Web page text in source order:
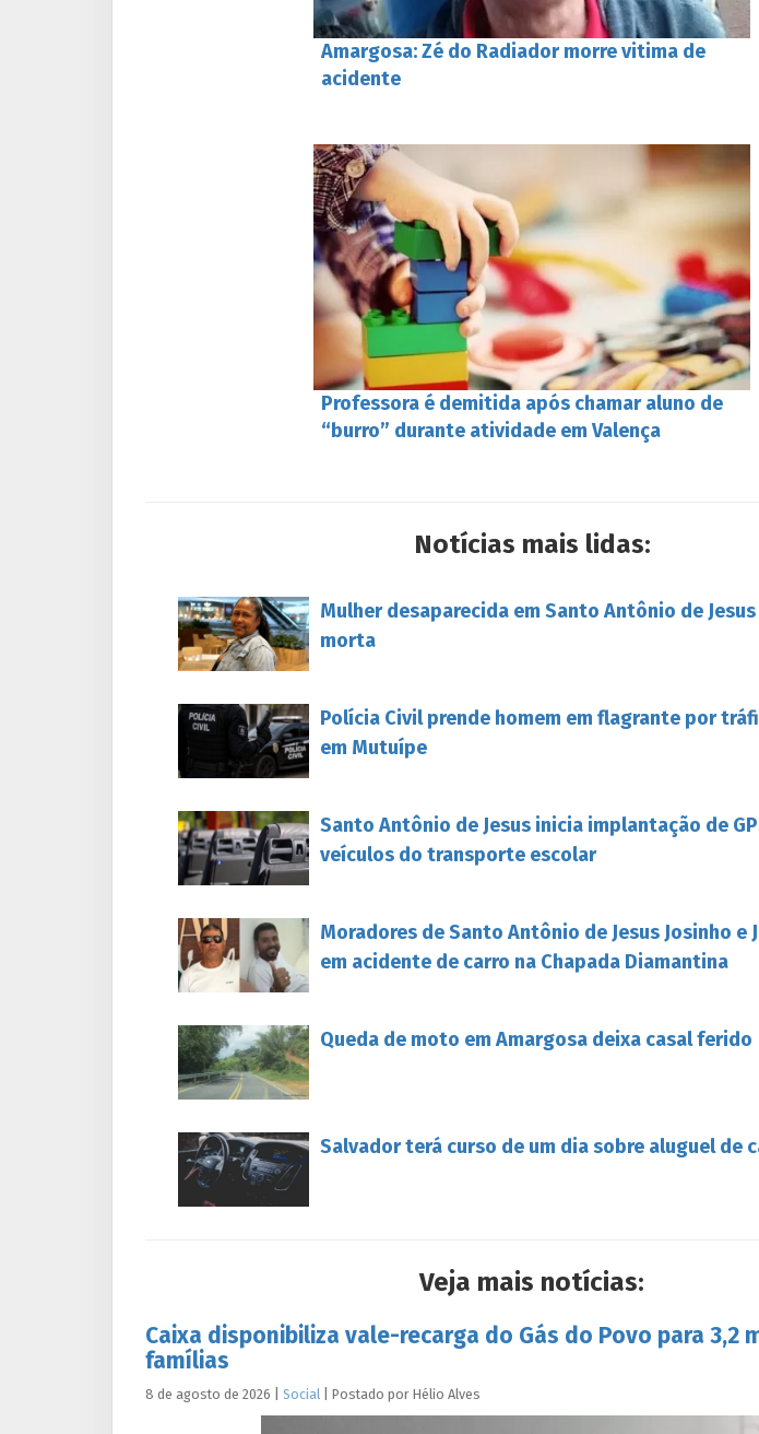
Amargosa: Zé do Radiador morre vitima de
acidente
Professora é demitida após chamar aluno de
“burro” durante atividade em Valença
Notícias mais lidas:
Mulher desaparecida em Santo Antônio de
morta
Polícia Civil prende homem em flagrante por
em Mutuípe
Santo Antônio de Jesus inicia implantação de
veículos do transporte escolar
Moradores de Santo Antônio de Jesus Josinho e
em acidente de carro na Chapada Diamantina
Queda de moto em Amargosa deixa casal ferido
Salvador terá curso de um dia sobre aluguel de
Veja mais notícias:
Caixa disponibiliza vale-recarga do Gás do Povo para 3,2
famílias
8 de agosto de 2026 Social Postado por Hélio Alves